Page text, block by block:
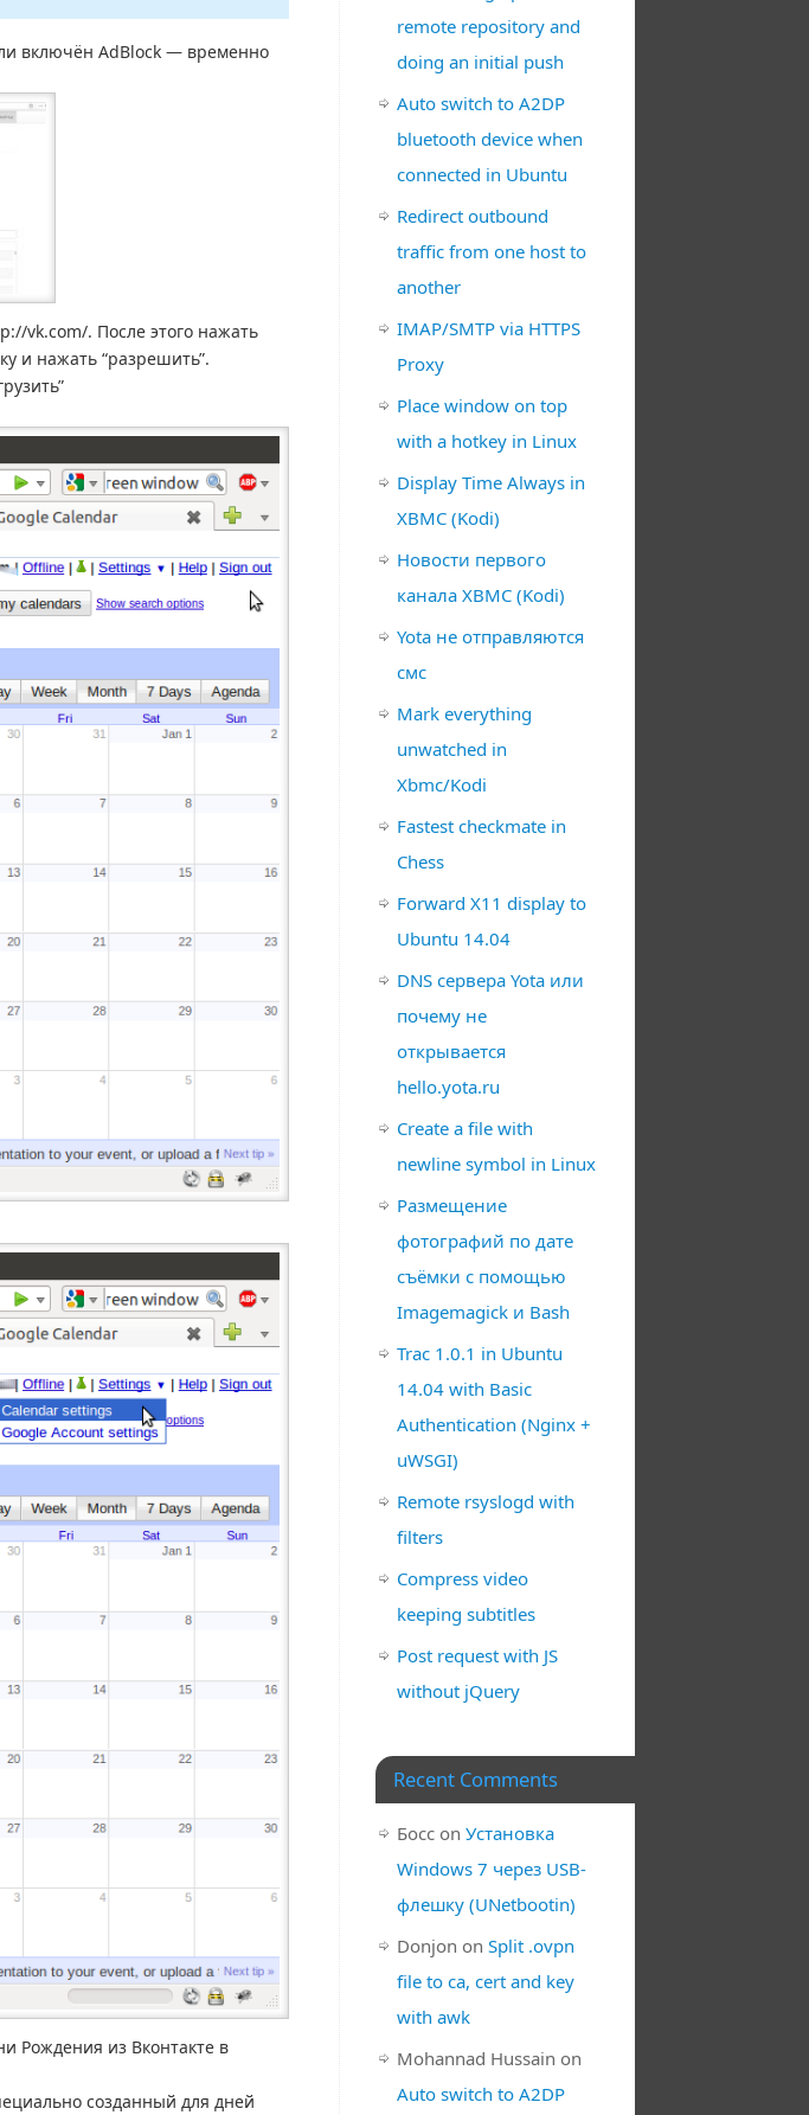
включён AdBlock — временно
vk.com/. После этого нажать
и нажать “разрешить”.
Рождения из Вконтакте в
созданный для дней
remote repository and
doing an initial push
Auto switch to A2DP
bluetooth device when
connected in Ubuntu
Redirect outbound
traffic from one host to
another
IMAP/SMTP via HTTPS
Proxy
Place window on top
with a hotkey in Linux
Display Time Always in
XBMC (Kodi)
Новости первого
канала XBMC (Kodi)
Yota не отправляются
смс
Mark everything
unwatched in
Xbmc/Kodi
Fastest checkmate in
Chess
Forward X11 display to
Ubuntu 14.04
DNS сервера Yota или
почему не
открывается
hello.yota.ru
Create a file with
newline symbol in Linux
Размещение
фотографий по дате
съёмки с помощью
Imagemagick и Bash
Trac 1.0.1 in Ubuntu
14.04 with Basic
Authentication (Nginx +
uWSGI)
Remote rsyslogd with
filters
Compress video
keeping subtitles
Post request with JS
without jQuery
Recent Comments
Босс on Установка
Windows 7 через USB-
флешку (UNetbootin)
Donjon on Split .ovpn
file to ca, cert and key
with awk
Mohannad Hussain on
Auto switch to A2DP